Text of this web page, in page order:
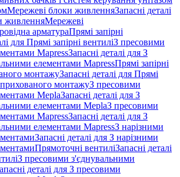
Мережеві блоки живленняЗапасні деталі
живленняМережеві
арматураПрямі запірні
для Прямі запірні вентиліЗ пресовими
MapressЗапасні деталі для З
елементами MapressПрямі запірні
монтажуЗапасні деталі для Прямі
прихованого монтажуЗ пресовими
MeplaЗапасні деталі для З
елементами MeplaЗ пресовими
MapressЗапасні деталі для З
елементами MapressЗ нарізними
Запасні деталі для З нарізними
Прямоточні вентиліЗапасні деталі
З пресовими з'єднувальними
деталі для З пресовими